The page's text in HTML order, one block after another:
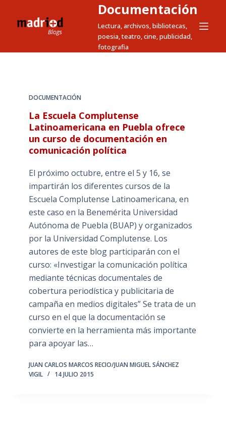
t
Documentación
Lectura, archivos, bibliotecas,
poesia, teatro, cine, publicidad,
fotografia
DOCUMENTACIÓN
La Escuela Complutense
Latinoamericana en Puebla ofrece
un curso de documentación en
comunicación política
El próximo octubre, entre el 5 y 16, se
impartirán los diferentes cursos de la
Escuela Complutense Latinoamericana, en
este caso en la Benemérita Universidad
Autónoma de Puebla (BUAP) y organizados
por la Universidad Complutense. Los
autores de este blog participarán con el
curso: «Investigar la comunicación política
mediante técnicas documentales de
cobertura periodística y publicitaria de
campaña en medios digitales” Se trata de un
curso en el que la documentación se
convierte en la herramienta más importante
para apoyar las…
JUAN CARLOS MARCOS RECIO/JUAN MIGUEL SÁNCHEZ
VIGIL
14 JULIO 2015